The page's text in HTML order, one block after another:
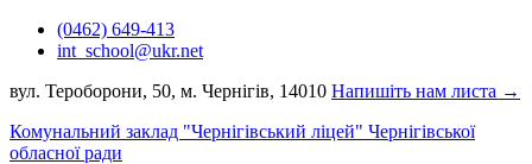
Перейти(0462) 649-413
int_school@ukr.net
вул. Тероборони, 50, м. Чернігів, 14010 Напишіть нам листа →
Комунальний заклад "Чернігівський ліцей" Чернігівської
обласної ради